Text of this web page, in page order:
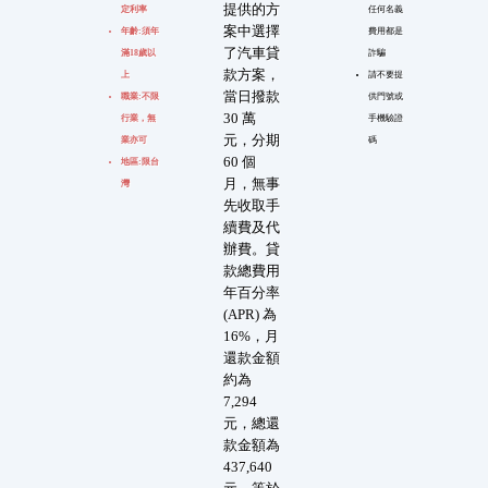
定利率
年齡:須年
滿18歲以
上
職業:不限
行業，無
業亦可
地區:限台
灣
提供的方
案中選擇
了汽車貸
款方案，
當日撥款
30 萬
元，分期
60 個
月，無事
先收取手
續費及代
辦費。貸
款總費用
年百分率
(APR) 為
16%，月
還款金額
約為
7,294
元，總還
款金額為
437,640
任何名義
費用都是
詐騙
請不要提
供門號或
手機驗證
碼